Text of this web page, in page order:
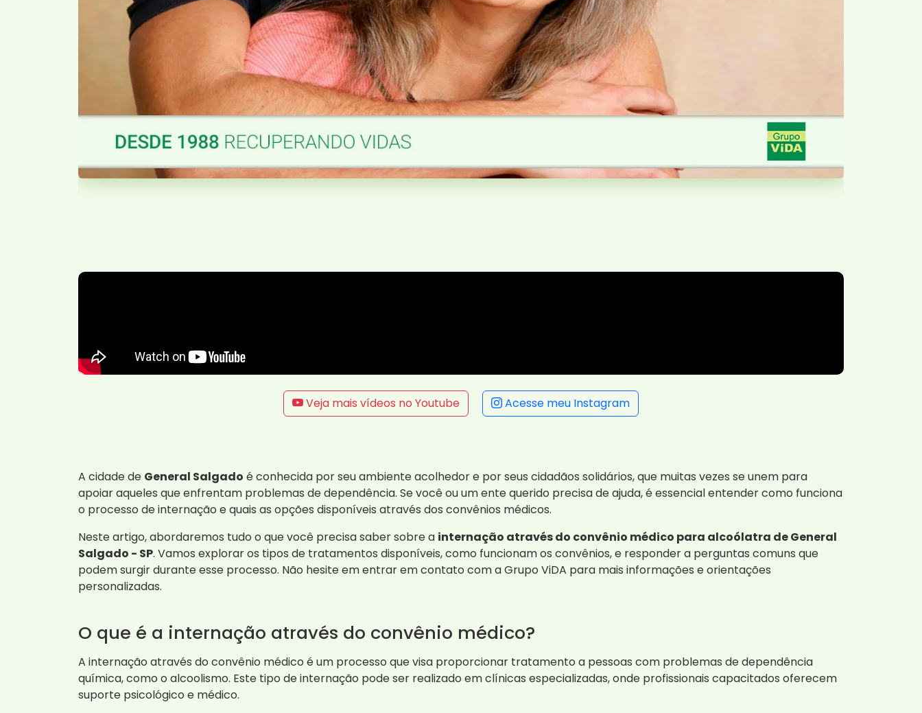
Veja mais vídeos no Youtube Acesse meu Instagram
A cidade de General Salgado é conhecida por seu ambiente acolhedor e por seus cidadãos solidários, que muitas vezes se unem para
apoiar aqueles que enfrentam problemas de dependência. Se você ou um ente querido precisa de ajuda, é essencial entender como funciona
o processo de internação e quais as opções disponíveis através dos convênios médicos.
Neste artigo, abordaremos tudo o que você precisa saber sobre a internação através do convênio médico para alcoólatra de General
Salgado - SP. Vamos explorar os tipos de tratamentos disponíveis, como funcionam os convênios, e responder a perguntas comuns que
podem surgir durante esse processo. Não hesite em entrar em contato com a Grupo ViDA para mais informações e orientações
personalizadas.
O que é a internação através do convênio médico?
A internação através do convênio médico é um processo que visa proporcionar tratamento a pessoas com problemas de dependência
química, como o alcoolismo. Este tipo de internação pode ser realizado em clínicas especializadas, onde profissionais capacitados oferecem
suporte psicológico e médico.